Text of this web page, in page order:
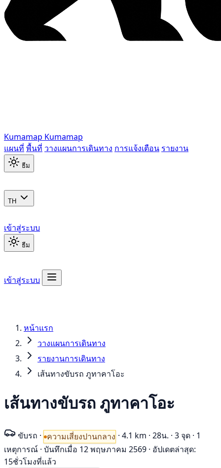
Kumamap Kumamap
แผนที่ พื้นที่ วางแผนการเดินทาง การแจ้งเตือน รายงาน
ธีม
TH
เข้าสู่ระบบ
ธีม
เข้าสู่ระบบ
หน้าแรก
วางแผนการเดินทาง
รายงานการเดินทาง
เส้นทางขับรถ ภูทาคาโอะ
เส้นทางขับรถ ภูทาคาโอะ
ขับรถ · ความเสี่ยงปานกลาง · 4.1 km · 28น. · 3 จุด · 1
เหตุการณ์ · บันทึกเมื่อ 12 พฤษภาคม 2569 · อัปเดตล่าสุด:
15ชั่วโมงที่แล้ว